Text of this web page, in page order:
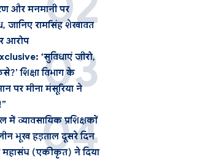
और मनमानी पर
जानिए रामसिंह शेखावत
आरोप
‘सुविधाएं जीरो,
शिक्षा विभाग के
पर मीना मंसूरिया ने
व्यावसायिक प्रशिक्षकों
भूख हड़ताल दूसरे दिन
महासंघ (एकीकृत) ने दिया